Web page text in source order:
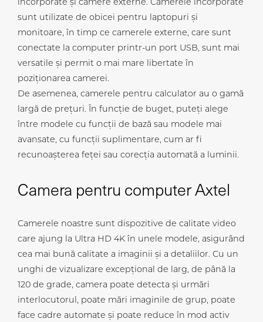
încorporate și camere externe. Camerele încorporate
sunt utilizate de obicei pentru laptopuri și
monitoare, în timp ce camerele externe, care sunt
conectate la computer printr-un port USB, sunt mai
versatile și permit o mai mare libertate în
poziționarea camerei.
De asemenea, camerele pentru calculator au o gamă
largă de prețuri. În funcție de buget, puteți alege
între modele cu funcții de bază sau modele mai
avansate, cu funcții suplimentare, cum ar fi
recunoașterea feței sau corecția automată a luminii.
Camera pentru computer Axtel
Camerele noastre sunt dispozitive de calitate video
care ajung la Ultra HD 4K în unele modele, asigurând
cea mai bună calitate a imaginii și a detaliilor. Cu un
unghi de vizualizare excepțional de larg, de până la
120 de grade, camera poate detecta și urmări
interlocutorul, poate mări imaginile de grup, poate
face cadre automate și poate reduce în mod activ